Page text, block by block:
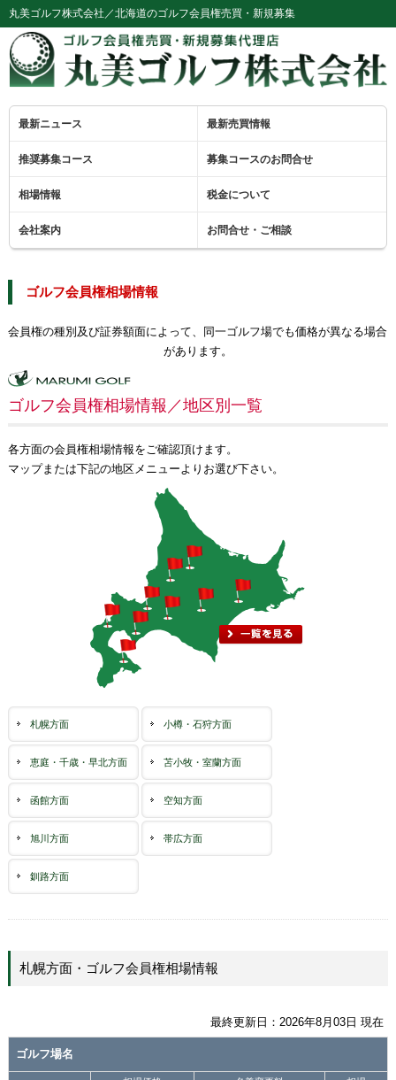
丸美ゴルフ株式会社／北海道のゴルフ会員権売買・新規募集
最新ニュース 最新売買情報
推奨募集コース 募集コースのお問合せ
相場情報 税金について
会社案内 お問合せ・ご相談
ゴルフ会員権相場情報
会員権の種別及び証券額面によって、同一ゴルフ場でも価格が異なる場合
があります。
ゴルフ会員権相場情報／地区別一覧
各方面の会員権相場情報をご確認頂けます。
マップまたは下記の地区メニューよりお選び下さい。
札幌方面 小樽・石狩方面
恵庭・千歳・早北方面 苫小牧・室蘭方面
函館方面 空知方面
旭川方面 帯広方面
釧路方面
札幌方面・ゴルフ会員権相場情報
最終更新日：2026年8月03日 現在
ゴルフ場名